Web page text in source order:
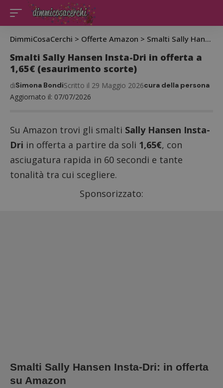
DimmiCosaCerchi > Offerte Amazon > Smalti Sally Hansen Insta-Dri in offerta a 1,65€ (esaurimento scorte)
Smalti Sally Hansen Insta-Dri in offerta a
1,65€ (esaurimento scorte)
Aggiornato il: 07/07/2026
diSimona BondiScritto il 29 Maggio 2026cura della persona
Su Amazon trovi gli smalti Sally Hansen Insta-
Dri in offerta a partire da soli 1,65€, con
asciugatura rapida in 60 secondi e tante
tonalità tra cui scegliere.
Sponsorizzato:
Smalti Sally Hansen Insta-Dri: in offerta
su Amazon